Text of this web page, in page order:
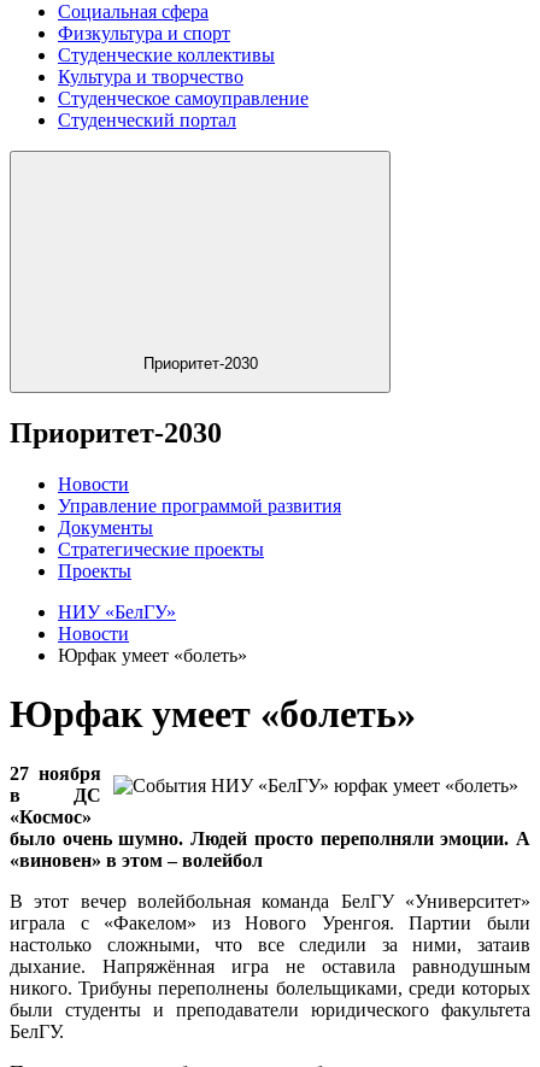
Социальная сфера
Физкультура и спорт
Студенческие коллективы
Культура и творчество
Студенческое самоуправление
Студенческий портал
Приоритет-2030
Приоритет-2030
Новости
Управление программой развития
Документы
Стратегические проекты
Проекты
НИУ «БелГУ»
Новости
Юрфак умеет «болеть»
Юрфак умеет «болеть»
27 ноября
в ДС
«Космос»
было очень шумно. Людей просто переполняли эмоции. А
«виновен» в этом – волейбол
В этот вечер волейбольная команда БелГУ «Университет»
играла с «Факелом» из Нового Уренгоя. Партии были
настолько сложными, что все следили за ними, затаив
дыхание. Напряжённая игра не оставила равнодушным
никого. Трибуны переполнены болельщиками, среди которых
были студенты и преподаватели юридического факультета
БелГУ.